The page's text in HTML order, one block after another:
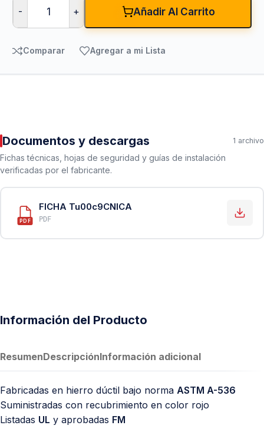
- + Añadir Al Carrito
Comparar Agregar a mi Lista
Documentos y descargas 1 archivo
Fichas técnicas, hojas de seguridad y guías de instalación
verificadas por el fabricante.
PDF
FICHA Tu00c9CNICA
PDF
Información del Producto
ResumenDescripciónInformación adicional
Fabricadas en hierro dúctil bajo norma ASTM A-536
Suministradas con recubrimiento en color rojo
Listadas UL y aprobadas FM